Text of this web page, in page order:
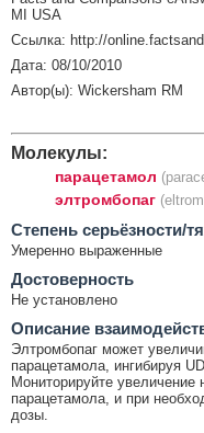
MI USA
Ссылка: http://
Дата: 08/10/2010
Автор(ы): Wickersham RM
Молекулы:
парацетамол
элтромбопаг
Cтепень серьёзности/
Умеренно выраженные
Достоверность
Не установлено
Описание
Элтромбопаг может
парацетамола, ингибируя
Мониторируйте
парацетамола, и при
дозы.